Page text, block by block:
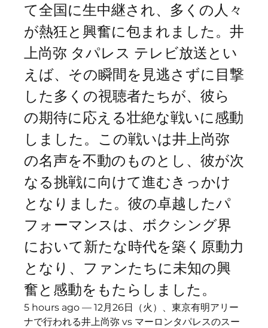
て全国に生中継され、多くの人々
が熱狂と興奮に包まれました。井
上尚弥 タパレス テレビ放送とい
えば、その瞬間を見逃さずに目撃
した多くの視聴者たちが、彼ら
の期待に応える壮絶な戦いに感動
しました。この戦いは井上尚弥
の名声を不動のものとし、彼が次
なる挑戦に向けて進むきっかけ
となりました。彼の卓越したパ
フォーマンスは、ボクシング界
において新たな時代を築く原動力
となり、ファンたちに未知の興
奮と感動をもたらしました。
5 hours ago — 12月26日（火）、東京有明アリー
ナで行われる井上尚弥 vs マーロンタパレスのスー